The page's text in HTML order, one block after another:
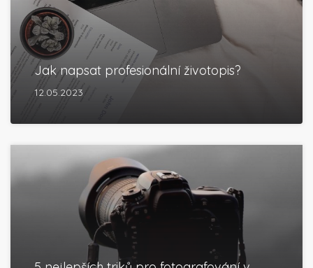
Jak napsat profesionální životopis?
12.05.2023